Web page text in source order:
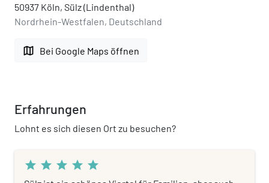
50937 Köln, Sülz (Lindenthal)
Nordrhein-Westfalen, Deutschland
map Bei Google Maps öffnen
Erfahrungen
Lohnt es sich diesen Ort zu besuchen?
star star star star star